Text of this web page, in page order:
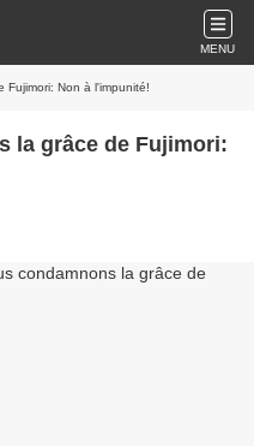
MENU
Fujimori: Non à l'impunité!
la grâce de Fujimori: